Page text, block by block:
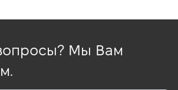
Мы Вам